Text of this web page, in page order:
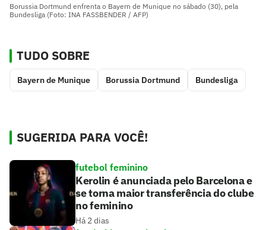
Borussia Dortmund enfrenta o Bayern de Munique no sábado (30), pela
Bundesliga (Foto: INA FASSBENDER / AFP)
TUDO SOBRE
Bayern de Munique Borussia Dortmund Bundesliga
SUGERIDA PARA VOCÊ!
futebol feminino
Kerolin é anunciada pelo Barcelona e
se torna maior transferência do clube
no feminino
Há 2 dias